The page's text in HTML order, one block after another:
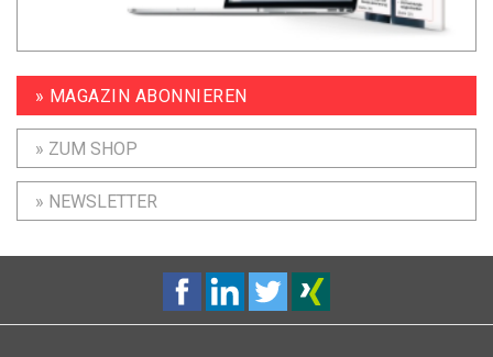
» MAGAZIN ABONNIEREN
» ZUM SHOP
» NEWSLETTER